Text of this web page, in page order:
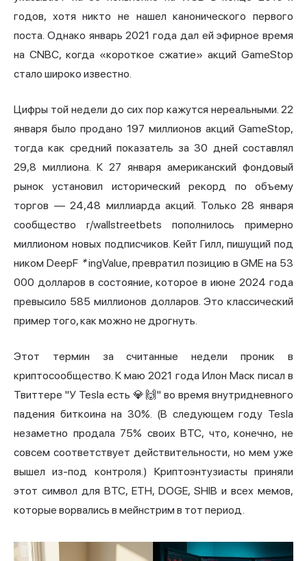
годов, хотя никто не нашел канонического первого
поста. Однако январь 2021 года дал ей эфирное время
на CNBC, когда «короткое сжатие» акций GameStop
стало широко известно.
Цифры той недели до сих пор кажутся нереальными. 22
января было продано 197 миллионов акций GameStop,
тогда как средний показатель за 30 дней составлял
29,8 миллиона. К 27 января американский фондовый
рынок установил исторический рекорд по объему
торгов — 24,48 миллиарда акций. Только 28 января
сообщество r/wallstreetbets пополнилось примерно
миллионом новых подписчиков. Кейт Гилл, пишущий под
ником DeepF *ingValue, превратил позицию в GME на 53
000 долларов в состояние, которое в июне 2024 года
превысило 585 миллионов долларов. Это классический
пример того, как можно не дрогнуть.
Этот термин за считанные недели проник в
криптосообщество. К маю 2021 года Илон Маск писал в
Твиттере "У Tesla есть 💎🙌" во время внутридневного
падения биткоина на 30%. (В следующем году Tesla
незаметно продала 75% своих BTC, что, конечно, не
совсем соответствует действительности, но мем уже
вышел из-под контроля.) Криптоэнтузиасты приняли
этот символ для BTC, ETH, DOGE, SHIB и всех мемов,
которые ворвались в мейнстрим в тот период.